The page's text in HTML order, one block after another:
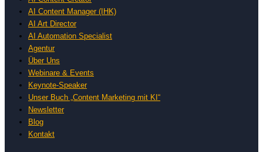
AI Content Manager (IHK)
AI Art Director
AI Automation Specialist
Agentur
Über Uns
Webinare & Events
Keynote-Speaker
Unser Buch „Content Marketing mit KI“
Newsletter
Blog
Kontakt